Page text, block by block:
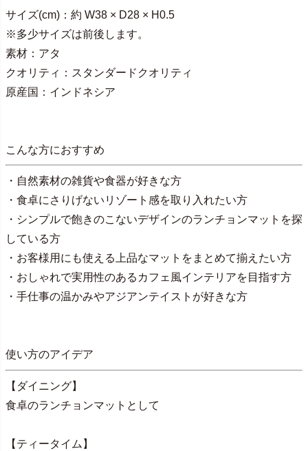
サイズ(cm)：約 W38 × D28 × H0.5
※多少サイズは前後します。
素材：アタ
クオリティ：スタンダードクオリティ
原産国：インドネシア
こんな方におすすめ
・自然素材の雑貨や食器が好きな方
・食卓にさりげないリゾート感を取り入れたい方
・シンプルで飽きのこないデザインのランチョンマットを探
している方
・お客様用にも使える上品なマットをまとめて揃えたい方
・おしゃれで実用性のあるカフェ風インテリアを目指す方
・手仕事の温かみやアジアンテイストが好きな方
使い方のアイデア
【ダイニング】
食卓のランチョンマットとして
【ティータイム】